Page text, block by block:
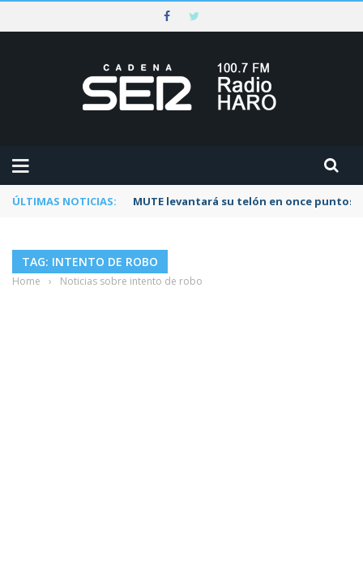
ÚLTIMAS NOTICIAS: MUTE levantará su telón en once puntos
TAG: INTENTO DE ROBO
Home › Noticias sobre intento de robo